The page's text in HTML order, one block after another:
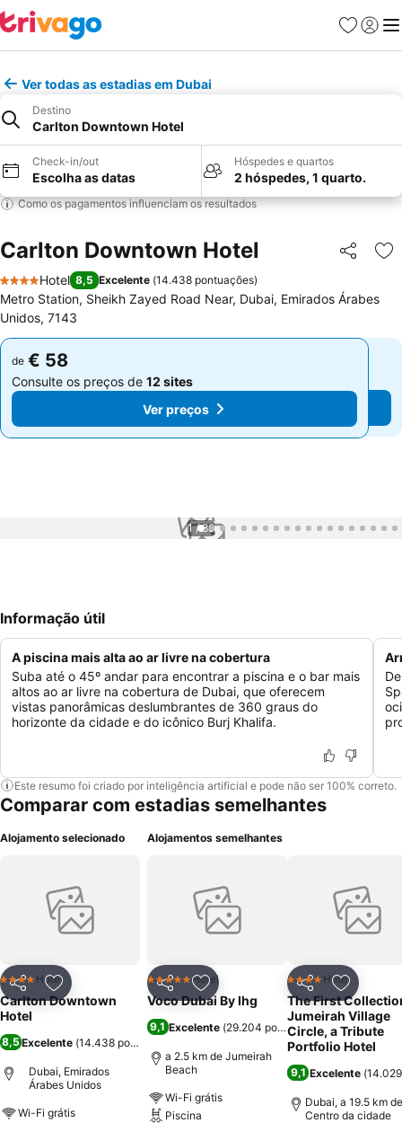
Favoritos
Iniciar
Ver todas as estadias em Dubai
Destino
Carlton Downtown Hotel
Check-in/out
Escolha as datas
Hóspedes e quartos
2 hóspedes, 1 quarto.
Como os pagamentos influenciam os resultados
Carlton Downtown Hotel Partilhar
4 Estrelas
Hotel 8,5 Excelente (14.438 pontuações)
Metro Station, Sheikh Zayed Road Near, Dubai, Emirados Árabes
Unidos, 7143
de € 58
Consulte os preços de 12 sites
Ver preços
de € 58
Consulte os preços de 12 sites
Ver preços
1 / 88
Informação útil
A piscina mais alta ao ar livre na cobertura
Suba até o 45º andar para encontrar a piscina e o bar mais
altos ao ar livre na cobertura de Dubai, que oferecem
vistas panorâmicas deslumbrantes de 360 graus do
horizonte da cidade e do icônico Burj Khalifa.
Este resumo foi criado por inteligência artificial e pode não ser 100% correto.
Comparar com estadias semelhantes
Alojamento selecionado
PartilharAdicionar aos favoritos
4 EstrelasHotel
Carlton Downtown
Hotel
8,5 Excelente (14.438 pontuações
Dubai, Emirados
Árabes Unidos
Wi-Fi grátis
Alojamentos semelhantes
PartilharAdicionar aos favoritos
5 EstrelasHotel
Voco Dubai By Ihg
9,1 Excelente (29.204 pontuações
a 2.5 km de Jumeirah
Beach
Wi-Fi grátis
Piscina
Partilhar
4 EstrelasHotel
The First
Jumeirah Village
Circle, a Tribute
Portfolio Hotel
9,1 Excelente (
Dubai, a 19.5 km de
Centro da cidade